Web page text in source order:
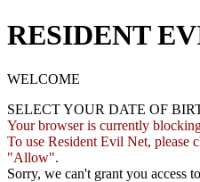
RESIDENT
WELCOME
SELECT YOUR DATE OF
Your browser is currently
To use Resident Evil Net, please
"Allow".
Sorry, we can't grant you access